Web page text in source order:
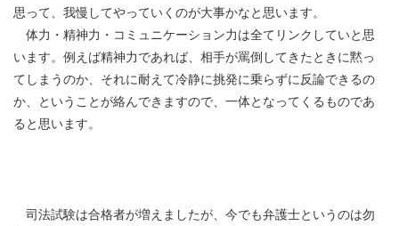
思って、我慢してやっていくのが大事かなと思います。
体力・精神力・コミュニケーション力は全てリンクしていと思
います。例えば精神力であれば、相手が罵倒してきたときに黙っ
てしまうのか、それに耐えて冷静に挑発に乗らずに反論できるの
か、ということが絡んできますので、一体となってくるものであ
ると思います。
司法試験は合格者が増えましたが、今でも弁護士というのは勿